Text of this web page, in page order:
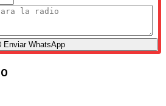
Enviar WhatsApp